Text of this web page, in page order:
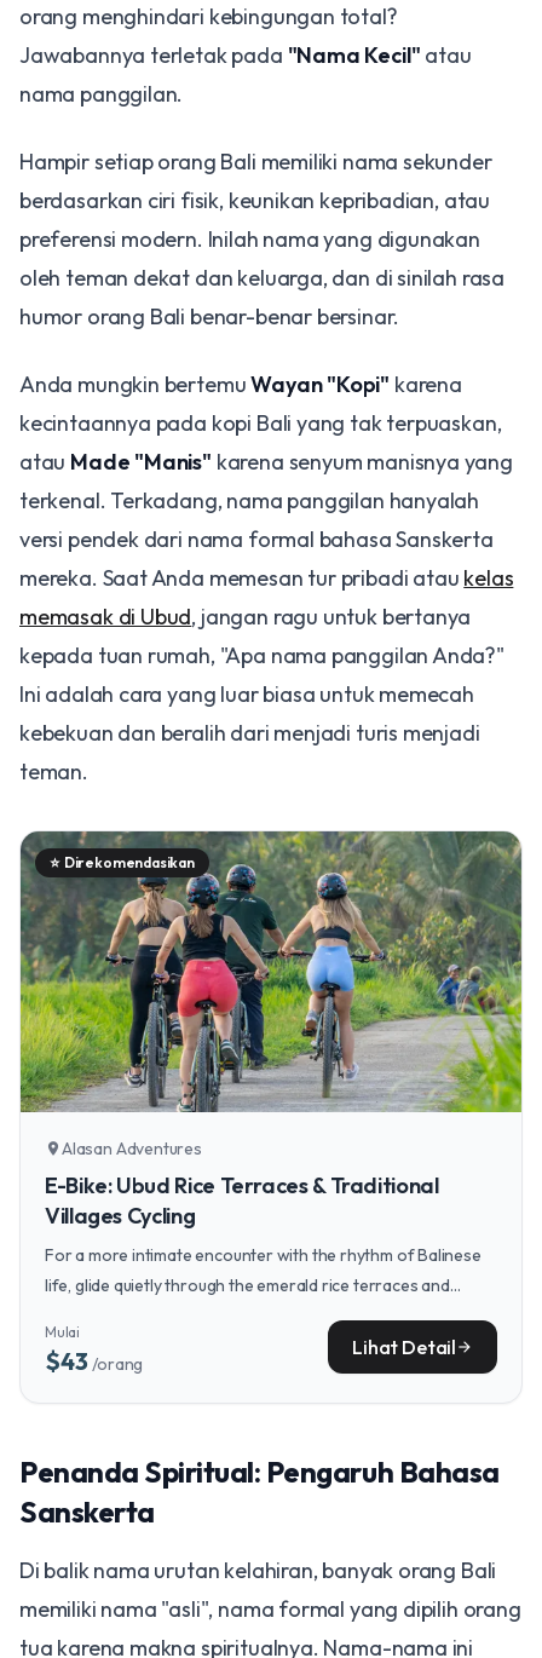
orang menghindari kebingungan total?
Jawabannya terletak pada "Nama Kecil" atau
nama panggilan.
Hampir setiap orang Bali memiliki nama sekunder
berdasarkan ciri fisik, keunikan kepribadian, atau
preferensi modern. Inilah nama yang digunakan
oleh teman dekat dan keluarga, dan di sinilah rasa
humor orang Bali benar-benar bersinar.
Anda mungkin bertemuWayan "Kopi" karena
kecintaannya pada kopi Bali yang tak terpuaskan,
atau Made "Manis" karena senyum manisnya yang
terkenal. Terkadang, nama panggilan hanyalah
versi pendek dari nama formal bahasa Sanskerta
mereka. Saat Anda memesan tur pribadi atau kelas
memasak di Ubud, jangan ragu untuk bertanya
kepada tuan rumah, "Apa nama panggilan Anda?"
Ini adalah cara yang luar biasa untuk memecah
kebekuan dan beralih dari menjadi turis menjadi
teman.
⭐ Direkomendasikan
location_on Alasan Adventures
E-Bike: Ubud Rice Terraces & Traditional
Villages Cycling
For a more intimate encounter with the rhythm of Balinese
life, glide quietly through the emerald rice terraces and
villages where the community's connection to the land and
each other is palpable.
Mulai
$43/orang
Lihat Detail arrow_forward
Penanda Spiritual: Pengaruh Bahasa
Sanskerta
Di balik nama urutan kelahiran, banyak orang Bali
memiliki nama "asli", nama formal yang dipilih orang
tua karena makna spiritualnya. Nama-nama ini